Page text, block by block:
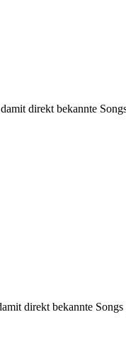
direkt bekannte
direkt bekannte